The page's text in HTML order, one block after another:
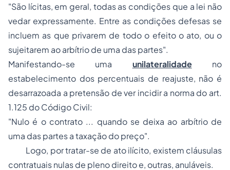
"São lícitas, em geral, todas as condições que a lei não
vedar expressamente. Entre as condições defesas se
incluem as que privarem de todo o efeito o ato, ou o
sujeitarem ao arbítrio de uma das partes".
Manifestando-se uma unilateralidadeno
estabelecimento dos percentuais de reajuste, não é
desarrazoada a pretensão de ver incidir a norma do art.
1.125 do Código Civil:
"Nulo é o contrato ... quando se deixa ao arbítrio de
uma das partes a taxação do preço".
Logo, por tratar-se de ato ilícito, existem cláusulas
contratuais nulas de pleno direito e, outras, anuláveis.